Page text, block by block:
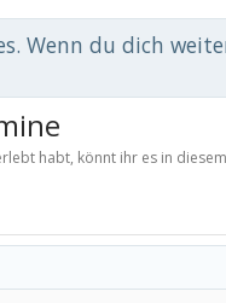
Wenn du dich
habt, könnt ihr es in